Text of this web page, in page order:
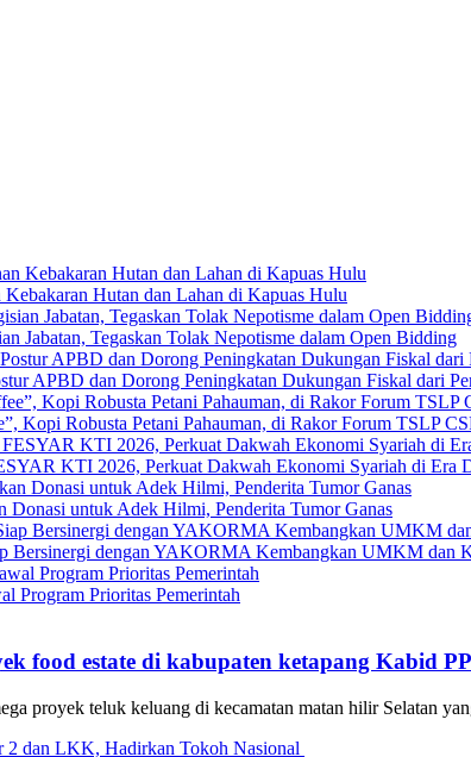
Hutan dan Lahan di Kapuas Hulu
Jabatan, Tegaskan Tolak Nepotisme dalam Open Bidding
APBD dan Dorong Peningkatan Dukungan Fiskal dari
Kopi Robusta Petani Pahauman, di Rakor Forum TSLP
KTI 2026, Perkuat Dakwah Ekonomi Syariah di Era
untuk Adek Hilmi, Penderita Tumor Ganas
Bersinergi dengan YAKORMA Kembangkan UMKM dan
Program Prioritas Pemerintah
food estate di kabupaten ketapang Kabid
proyek teluk keluang di kecamatan matan hilir Selatan